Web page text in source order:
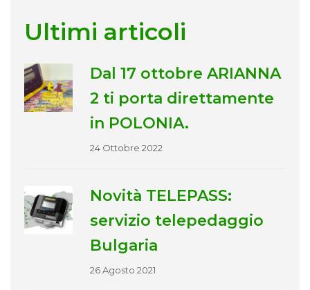
Ultimi articoli
Dal 17 ottobre ARIANNA
2 ti porta direttamente
in POLONIA.
24 Ottobre 2022
Novità TELEPASS:
servizio telepedaggio
Bulgaria
26 Agosto 2021